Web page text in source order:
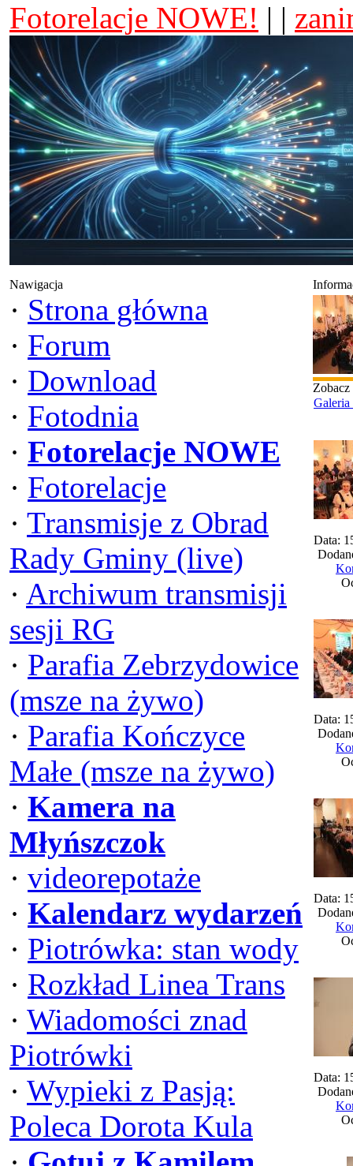
Fotorelacje NOWE! | |
Nawigacja
· Strona główna
· Forum
· Download
· Fotodnia
· Fotorelacje NOWE
· Fotorelacje
· Transmisje z Obrad
Rady Gminy (live)
· Archiwum transmisji
sesji RG
· Parafia Zebrzydowice
(msze na żywo)
· Parafia Kończyce
Małe (msze na żywo)
· Kamera na
Młyńszczok
· videorepotaże
· Kalendarz wydarzeń
· Piotrówka: stan wody
· Rozkład Linea Trans
· Wiadomości znad
Piotrówki
· Wypieki z Pasją:
Poleca Dorota Kula
Zobacz
Galeria
Data:
Data:
Data:
Data: